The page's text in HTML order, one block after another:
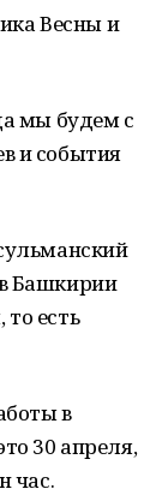
Весны и
мы будем с
и события
Башкирии
есть
в
30 апреля,
час.